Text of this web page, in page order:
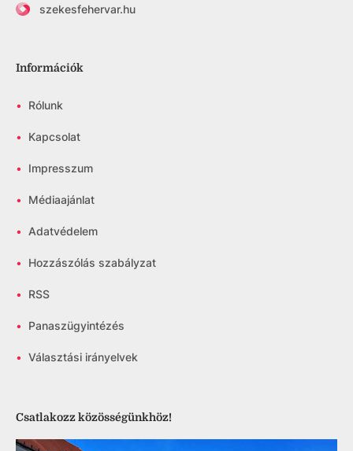
szekesfehervar.hu
Információk
• Rólunk
• Kapcsolat
• Impresszum
• Médiaajánlat
• Adatvédelem
• Hozzászólás szabályzat
• RSS
• Panaszügyintézés
• Választási irányelvek
Csatlakozz közösségünkhöz!